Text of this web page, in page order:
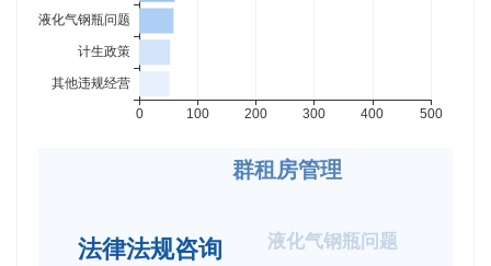
法律法规咨询
群租房管理
液化气钢瓶问题